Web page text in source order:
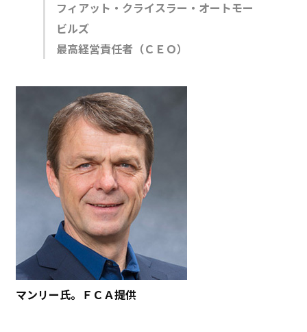
フィアット・クライスラー・オートモー
ビルズ
最高経営責任者（ＣＥＯ）
マンリー氏。ＦＣＡ提供